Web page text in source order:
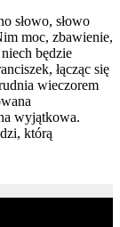
słowo, słowo
moc, zbawienie,
będzie
łącząc się
wieczorem
wyjątkowa.
którą